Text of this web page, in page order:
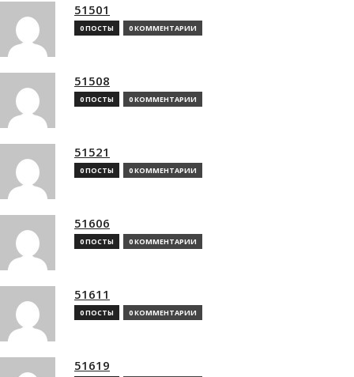
51501
0 ПОСТЫ 0 КОММЕНТАРИИ
51508
0 ПОСТЫ 0 КОММЕНТАРИИ
51521
0 ПОСТЫ 0 КОММЕНТАРИИ
51606
0 ПОСТЫ 0 КОММЕНТАРИИ
51611
0 ПОСТЫ 0 КОММЕНТАРИИ
51619